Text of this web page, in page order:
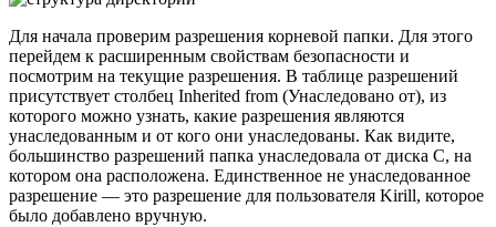
Для начала проверим разрешения корневой папки. Для этого
перейдем к расширенным свойствам безопасности и
посмотрим на текущие разрешения. В таблице разрешений
присутствует столбец Inherited from (Унаследовано от), из
которого можно узнать, какие разрешения являются
унаследованным и от кого они унаследованы. Как видите,
большинство разрешений папка унаследовала от диска C, на
котором она расположена. Единственное не унаследованное
разрешение — это разрешение для пользователя Kirill, которое
было добавлено вручную.